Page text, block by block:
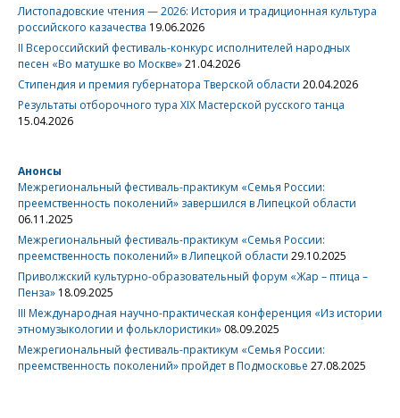
Листопадовские чтения — 2026: История и традиционная культура
российского казачества 19.06.2026
II Всероссийский фестиваль-конкурс исполнителей народных
песен «Во матушке во Москве»21.04.2026
Стипендия и премия губернатора Тверской области 20.04.2026
Результаты отборочного тура XIX Мастерской русского танца
15.04.2026
Анонсы
Межрегиональный фестиваль-практикум «Семья России:
преемственность поколений» завершился в Липецкой области
06.11.2025
Межрегиональный фестиваль-практикум «Семья России:
преемственность поколений» в Липецкой области 29.10.2025
Приволжский культурно-образовательный форум «Жар – птица –
Пенза» 18.09.2025
III Международная научно-практическая конференция «Из истории
этномузыкологии и фольклористики» 08.09.2025
Межрегиональный фестиваль-практикум «Семья России:
преемственность поколений» пройдет в Подмосковье 27.08.2025